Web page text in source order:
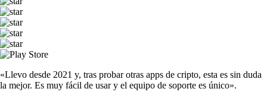
«Llevo desde 2021 y, tras probar otras apps de cripto, esta es sin duda
la mejor. Es muy fácil de usar y el equipo de soporte es único».